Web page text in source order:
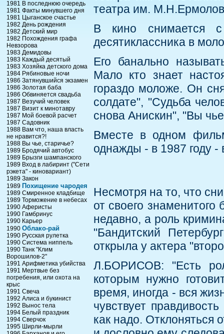
1981 В последнюю очередь
1981 Факты минувшего дня
1981 Цыганское счастье
1982 День рождения
1982 Детский мир
1982 Похождения графа
Невзорова
1983 Демидовы
1983 Каждый десятый
1983 Хозяйка детского дома
1984 Рябиновые ночи
1986 Затянувшийся экзамен
1986 Золотая баба
1986 Обвиняется свадьба
1987 Везучий человек
1987 Визит к минотавру
1987 Мой боевой расчет
1987 Садовник
1988 Вам что, наша власть
не нравится?!
1988 Вы чье, старичье?
1989 Бродячий автобус
1989 Брызги шампанского
1989 Вход в лабиринт ("Сети
рэкета" - киновариант)
1989 Закон
1989 Похищение чародея
1989 Смиренное кладбище
1989 Торможение в небесах
1990 Аферисты
1990 Гамбринус
1990 Карьер
1990 Облако-рай
1990 Русская рулетка
1990 Система ниппель
1990 Танк "Клим
Ворошилов-2"
1991 Арифметика убийства
1991 Мертвые без
погребения, или охота на
крыс
1991 Свеча
1992 Алиса и букинист
1992 Вынос тела
1994 Белый праздник
1994 Сверчок
1995 Ширли-мырли
театра им.
В кино снимается с
десятиклассника в
Его банально
Мало кто знает
гораздо моложе. Он
солдате", "Судьба
снова Анискин", "Вы
Вместе в одном
однажды - в 1987 году
Несмотря на то, что
от своего
недавно, а роль
"Бандитский
открыла у актера
Л.БОРИСОВ: "Есть
которым нужно
время, иногда - вся
чувствует
как надо. Отклоняться